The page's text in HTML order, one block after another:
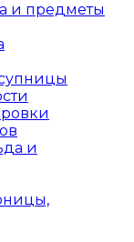
и предметы
и